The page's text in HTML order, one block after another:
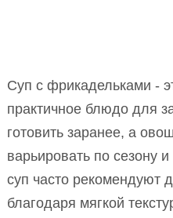
Суп с фрикадельками -
практичное блюдо для
готовить заранее, а
варьировать по сезону
суп часто рекомендуют
благодаря мягкой